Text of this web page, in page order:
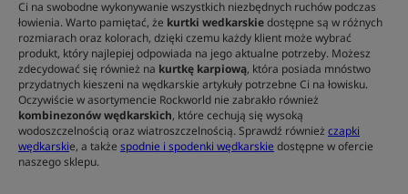
Ci na swobodne wykonywanie wszystkich niezbędnych ruchów podczas
łowienia. Warto pamiętać, że kurtki wedkarskiedostępne są w różnych
rozmiarach oraz kolorach, dzięki czemu każdy klient może wybrać
produkt, który najlepiej odpowiada na jego aktualne potrzeby. Możesz
zdecydować się również na kurtkę karpiową, która posiada mnóstwo
przydatnych kieszeni na wędkarskie artykuły potrzebne Ci na łowisku.
Oczywiście w asortymencie Rockworld nie zabrakło również
kombinezonów wędkarskich, które cechują się wysoką
wodoszczelnością oraz wiatroszczelnością. Sprawdź również czapki
wędkarskie, a także spodnie i spodenki wędkarskie dostępne w ofercie
naszego sklepu.